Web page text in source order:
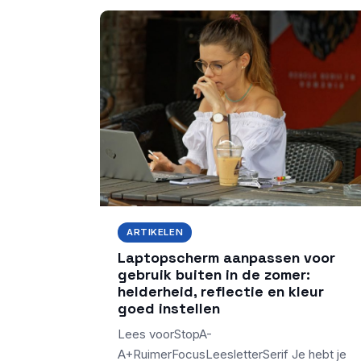
ARTIKELEN
Laptopscherm aanpassen voor
gebruik buiten in de zomer:
helderheid, reflectie en kleur
goed instellen
Lees voorStopA-
A+RuimerFocusLeesletterSerif Je hebt je